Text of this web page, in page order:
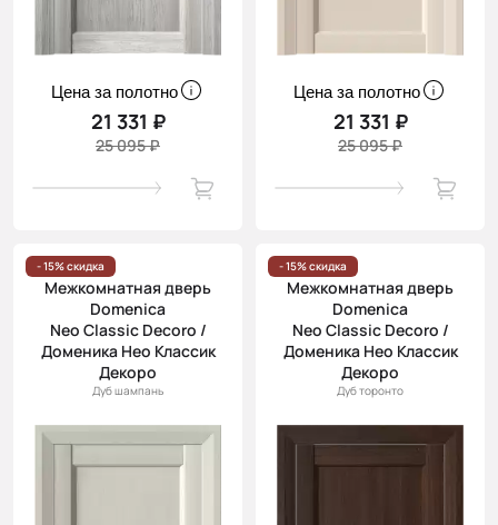
Цена за полотно
21 331 ₽
25 095 ₽
Цена за полотно
21 331 ₽
25 095 ₽
- 15% скидка
Межкомнатная дверь
Domenica
Neo Classic Decoro /
Доменика Нео Классик
Декоро
Дуб шампань
- 15% скидка
Межкомнатная дверь
Domenica
Neo Classic Decoro /
Доменика Нео Классик
Декоро
Дуб торонто